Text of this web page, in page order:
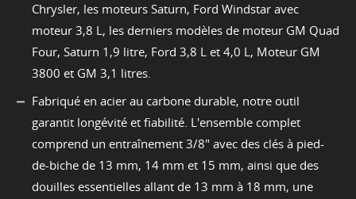
Chrysler, les moteurs Saturn, Ford Windstar avec
moteur 3,8 L, les derniers modèles de moteur GM Quad
Four, Saturn 1,9 litre, Ford 3,8 L et 4,0 L, Moteur GM
3800 et GM 3,1 litres.
Fabriqué en acier au carbone durable, notre outil
garantit longévité et fiabilité. L'ensemble complet
comprend un entraînement 3/8" avec des clés à pied-
de-biche de 13 mm, 14 mm et 15 mm, ainsi que des
douilles essentielles allant de 13 mm à 18 mm, une